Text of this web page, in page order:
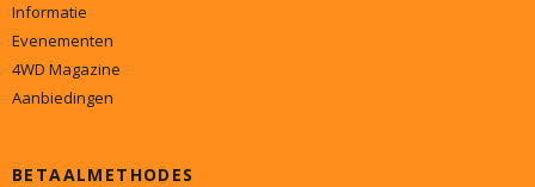
Informatie
Evenementen
4WD Magazine
Aanbiedingen
BETAALMETHODES